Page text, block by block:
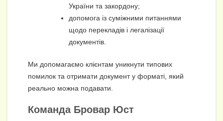
України та закордону;
допомога із суміжними питаннями
щодо перекладів і легалізації
документів.
Ми допомагаємо клієнтам уникнути типових
помилок та отримати документ у форматі, який
реально можна подавати.
Команда Бровар Юст